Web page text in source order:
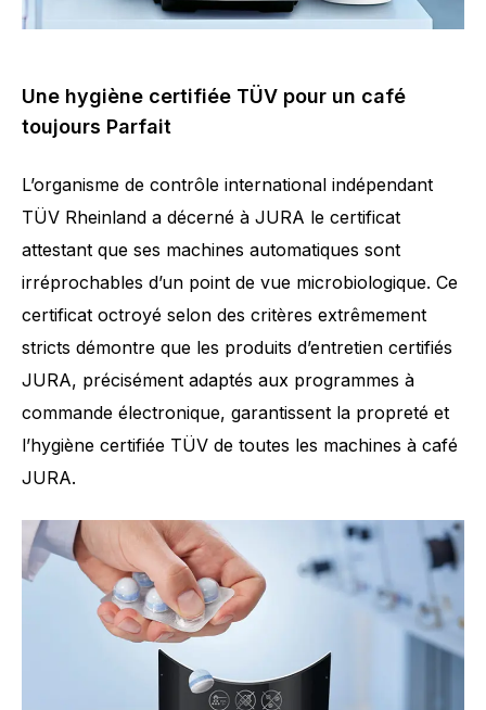
Une hygiène certifiée TÜV pour un café
toujours Parfait
L’organisme de contrôle international indépendant
TÜV Rheinland a décerné à JURA le certificat
attestant que ses machines automatiques sont
irréprochables d’un point de vue microbiologique. Ce
certificat octroyé selon des critères extrêmement
stricts démontre que les produits d’entretien certifiés
JURA, précisément adaptés aux programmes à
commande électronique, garantissent la propreté et
l’hygiène certifiée TÜV de toutes les machines à café
JURA.